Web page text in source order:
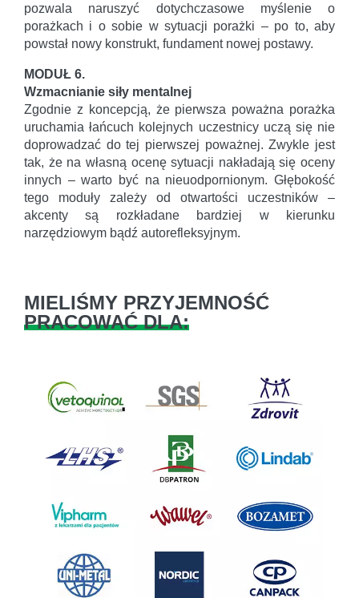
pozwala naruszyć dotychczasowe myślenie o
porażkach i o sobie w sytuacji porażki – po to, aby
powstał nowy konstrukt, fundament nowej postawy.
MODUŁ 6.
Wzmacnianie siły mentalnej
Zgodnie z koncepcją, że pierwsza poważna porażka
uruchamia łańcuch kolejnych uczestnicy uczą się nie
doprowadzać do tej pierwszej poważnej. Zwykle jest
tak, że na własną ocenę sytuacji nakładają się oceny
innych – warto być na nieuodpornionym. Głębokość
tego moduły zależy od otwartości uczestników –
akcenty są rozkładane bardziej w kierunku
narzędziowym bądź autorefleksyjnym.
MIELIŚMY PRZYJEMNOŚĆ
PRACOWAĆ DLA: